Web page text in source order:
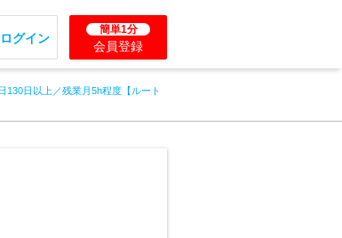
ログイン
簡単1分
会員登録
130日以上／残業月5h程度【ルート